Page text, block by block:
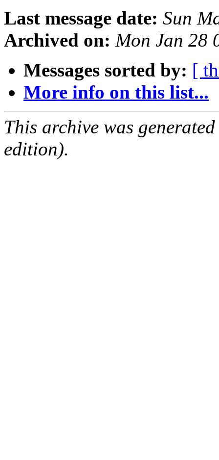
Last message date: Sun
Archived on: Mon Jan 28
Messages sorted by: [
More info on this list...
This archive was
edition).